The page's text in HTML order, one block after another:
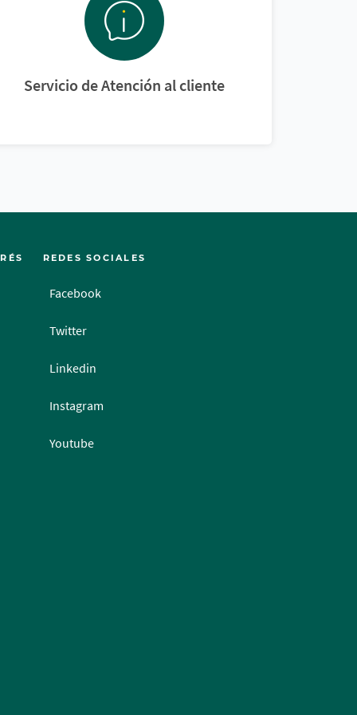
Servicio de Atención al cliente
REDES SOCIALES
Facebook
Twitter
Linkedin
Instagram
Youtube